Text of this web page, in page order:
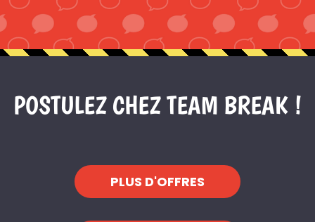
POSTULEZ CHEZ TEAM BREAK !
PLUS D'OFFRES